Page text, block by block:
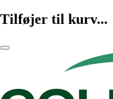
Tilføjer til kurv...